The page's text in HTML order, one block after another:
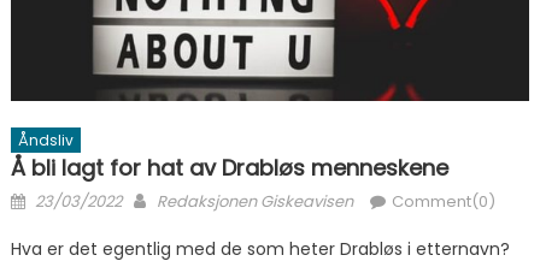
Åndsliv
Å bli lagt for hat av Drabløs menneskene
Posted on
23/03/2022 Author
Redaksjonen Giskeavisen Comment(0)
Hva er det egentlig med de som heter Drabløs i etternavn?